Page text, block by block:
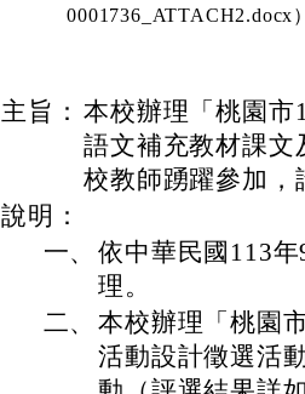
0001736_ATTACH2.docx）
主旨： 本校辦理「桃園市
語文補充教材課文
校教師踴躍參加，
說明：
一、 依中華民國113
理。
二、 本校辦理「桃園
活動設計徵選活